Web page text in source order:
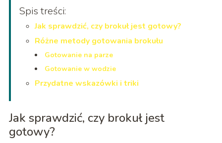
Spis treści:
Jak sprawdzić, czy brokuł jest gotowy?
Różne metody gotowania brokułu
Gotowanie na parze
Gotowanie w wodzie
Przydatne wskazówki i triki
Jak sprawdzić, czy brokuł jest
gotowy?